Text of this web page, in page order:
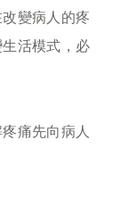
變病人的疼
活模式，必
痛先向病人